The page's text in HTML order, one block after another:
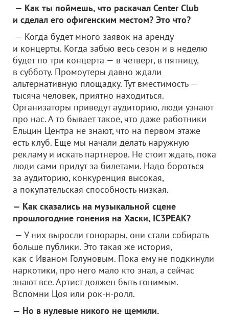
— Как ты поймешь, что раскачал Center Club
и сделал его офигенским местом? Это что?
— Когда будет много заявок на аренду
и концерты. Когда забью весь сезон и в неделю
будет по три концерта — в четверг, в пятницу,
в субботу. Промоутеры давно ждали
альтернативную площадку. Тут вместимость —
тысяча человек, приятно находиться.
Организаторы приведут аудиторию, люди узнают
про нас. А то бывает такое, что даже работники
Ельцин Центра не знают, что на первом этаже
есть клуб. Еще мы начали делать наружную
рекламу и искать партнеров. Не стоит ждать, пока
люди сами придут за билетами. Надо бороться
за аудиторию, конкуренция высокая,
а покупательская способность низкая.
— Как сказались на музыкальной сцене
прошлогодние гонения на Хаски, IC3PEAK?
— У них выросли гонорары, они стали собирать
больше публики. Это такая же история,
как с Иваном Голуновым. Пока ему не подкинули
наркотики, про него мало кто знал, а сейчас
знают все. Артист должен быть гонимым.
Вспомни Цоя или рок-н-ролл.
— Но в нулевые никого не щемили.